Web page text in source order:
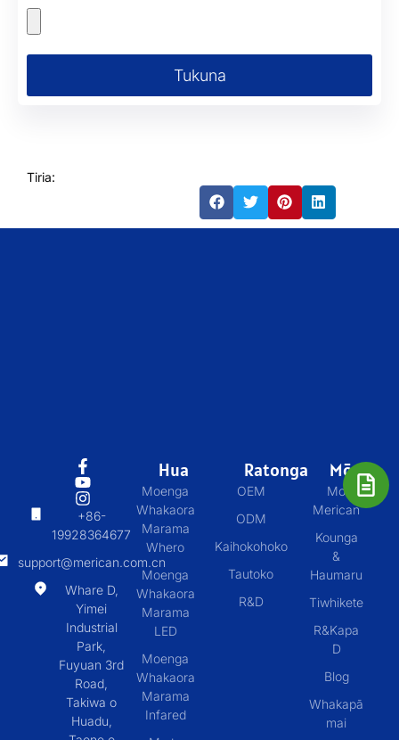
Tukuna
Tiria:
+86-
19928364677
support@merican.com.cn
Whare D,
Yimei
Industrial
Park,
Fuyuan 3rd
Road,
Takiwa o
Huadu,
Hua
Moenga
Whakaora
Marama
Whero
Moenga
Whakaora
Marama
LED
Moenga
Whakaora
Marama
Infared
Ratonga
OEM
ODM
Kaihokohoko
Tautoko
R&D
Mō
Mo
Merican
Kounga
&
Haumaru
Tiwhikete
R&Kapa
D
Blog
Whakapā
mai